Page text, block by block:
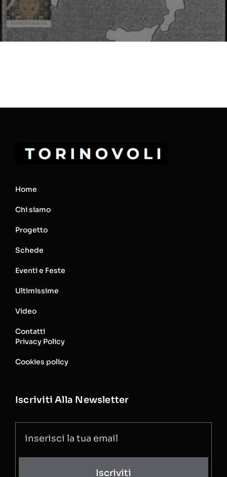
Home
Chi siamo
Progetto
Schede
Eventi e Feste
Ultimissime
Video
Contatti
Privacy Policy
Cookies policy
Iscriviti Alla Newsletter
Iscriviti